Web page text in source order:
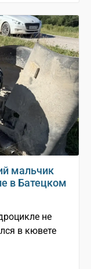
мальчик
в Батецком
не
в кювете